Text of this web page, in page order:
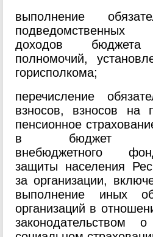
выполнение
подведомственных
доходов
полномочий,
горисполкома;
перечисление
взносов, взносов на
пенсионное
в бюджет
внебюджетного
защиты населения
за организации,
выполнение иных
организаций в
законодательством о